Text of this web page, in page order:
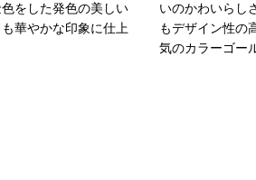
をした発色の美しい
華やかな印象に仕上
いのかわいらし
もデザイン性の
気のカラーゴー